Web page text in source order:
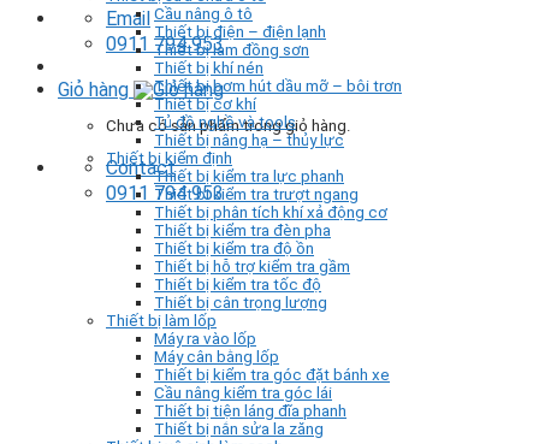
Email
0911 794 953
Giỏ hàng
Chưa có sản phẩm trong giỏ hàng.
Contact
0911 794 953
Cầu nâng ô tô
Thiết bị điện – điện lạnh
Thiết bị làm đồng sơn
Thiết bị khí nén
Thiết bị bơm hút dầu mỡ – bôi trơn
Thiết bị cơ khí
Tủ đồ nghề và tools
Thiết bị nâng hạ – thủy lực
Thiết bị kiểm định
Thiết bị kiểm tra lực phanh
Thiết bị kiểm tra trượt ngang
Thiết bị phân tích khí xả động cơ
Thiết bị kiểm tra đèn pha
Thiết bị kiểm tra độ ồn
Thiết bị hỗ trợ kiểm tra gầm
Thiết bị kiểm tra tốc độ
Thiết bị cân trọng lượng
Thiết bị làm lốp
Máy ra vào lốp
Máy cân bằng lốp
Thiết bị kiểm tra góc đặt bánh xe
Cầu nâng kiểm tra góc lái
Thiết bị tiện láng đĩa phanh
Thiết bị nắn sửa la zăng